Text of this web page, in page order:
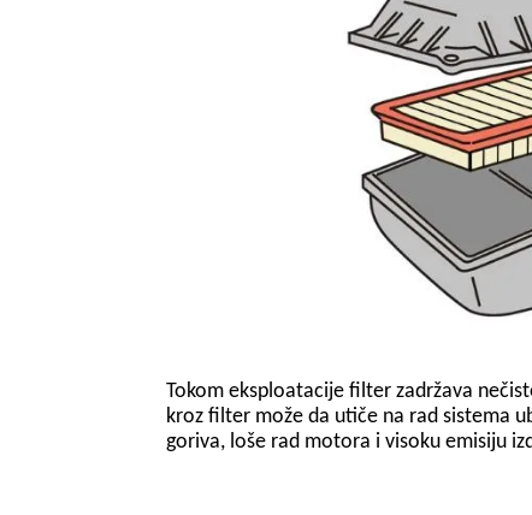
Tokom eksploatacije filter zadržava
kroz filter može da utiče na rad sistema
goriva, loše rad motora i visoku emisiju